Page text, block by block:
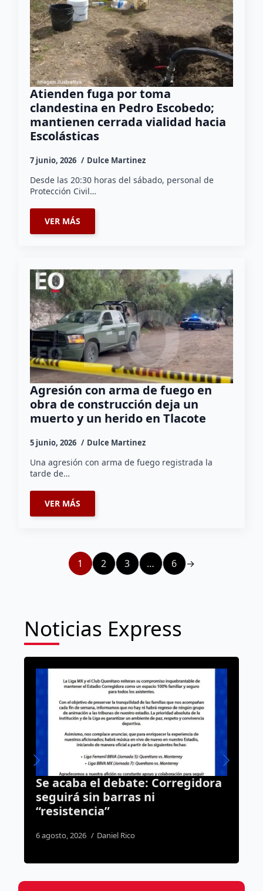
Atienden fuga por toma
clandestina en Pedro Escobedo;
mantienen cerrada vialidad hacia
Escolásticas
7 junio, 2026 Dulce Martinez
Desde las 20:30 horas del sábado, personal de
Protección Civil…
VER MÁS
Agresión con arma de fuego en
obra de construcción deja un
muerto y un herido en Tlacote
5 junio, 2026 Dulce Martinez
Una agresión con arma de fuego registrada la
tarde de…
VER MÁS
1 2 3 … 6 →
Noticias Express
Vinculan a proceso a hombre
acusado de planear el asesinato
de un mecánico frente a su hijo